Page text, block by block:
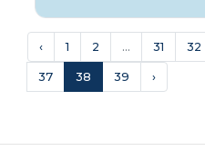
‹ 1 2 ... 31 32
37 38 39 ›